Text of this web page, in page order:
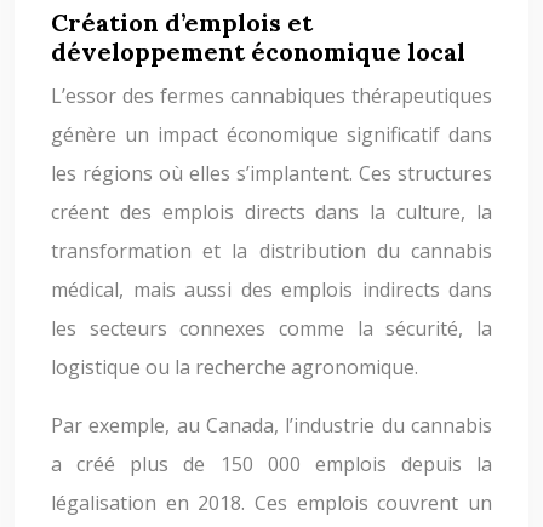
Création d’emplois et
développement économique local
L’essor des fermes cannabiques thérapeutiques
génère un impact économique significatif dans
les régions où elles s’implantent. Ces structures
créent des emplois directs dans la culture, la
transformation et la distribution du cannabis
médical, mais aussi des emplois indirects dans
les secteurs connexes comme la sécurité, la
logistique ou la recherche agronomique.
Par exemple, au Canada, l’industrie du cannabis
a créé plus de 150 000 emplois depuis la
légalisation en 2018. Ces emplois couvrent un